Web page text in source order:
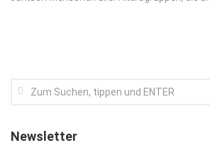
Newsletter